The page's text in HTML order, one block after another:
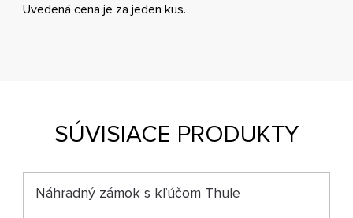
Uvedená cena je za jeden kus.
SÚVISIACE PRODUKTY
Náhradný zámok s kľúčom Thule